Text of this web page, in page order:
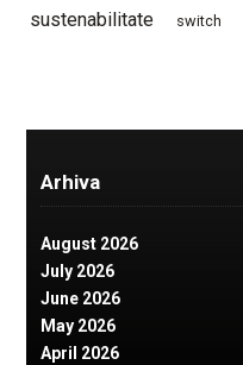
sustenabilitate switch
Arhiva
August 2026
July 2026
June 2026
May 2026
April 2026